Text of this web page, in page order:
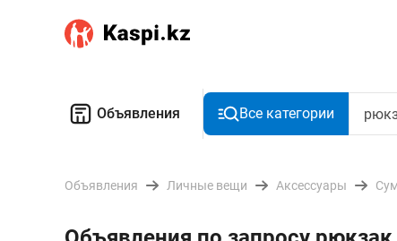
Объявления Все категории
Объявления Личные вещи Аксессуары